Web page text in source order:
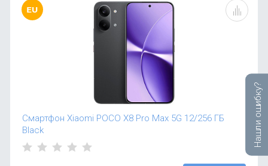
Смартфон Xiaomi POCO X8 Pro Max 5G 12/256 ГБ
Black
Нашли ошибку?